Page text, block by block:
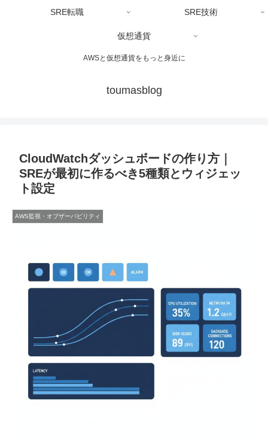
AWSと仮想通貨をもっと身近に
toumasblog
SRE転職 SRE技術
仮想通貨
CloudWatchダッシュボードの作り方｜
SREが最初に作るべき5種類とウィジェッ
ト設定
AWS監視・オブザーバビリティ